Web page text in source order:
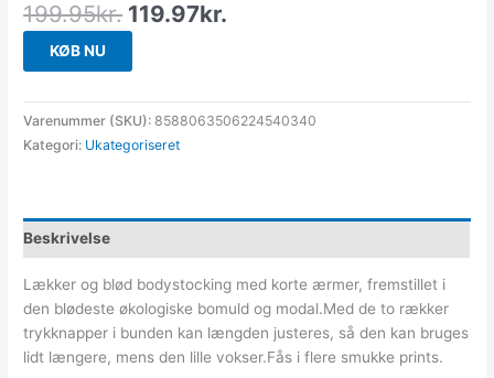
199.95kr. 119.97kr.
KØB NU
Varenummer (SKU):8588063506224540340
Kategori: Ukategoriseret
Beskrivelse
Lækker og blød bodystocking med korte ærmer, fremstillet i
den blødeste økologiske bomuld og modal.Med de to rækker
trykknapper i bunden kan længden justeres, så den kan bruges
lidt længere, mens den lille vokser.Fås i flere smukke prints.